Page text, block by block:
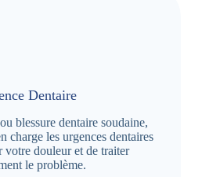
Dentaire
blessure dentaire soudaine,
charge les urgences dentaires
votre douleur et de traiter
le problème.